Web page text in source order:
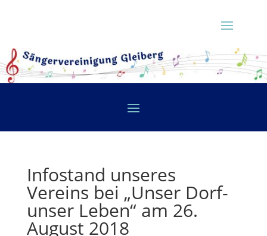
Infostand unseres
Vereins bei „Unser Dorf-
unser Leben“ am 26.
August 2018